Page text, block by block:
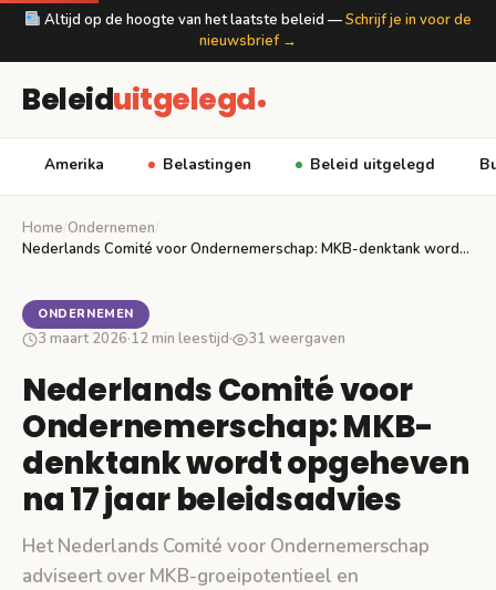
Altijd op de hoogte van het laatste beleid —Schrijf je in voor de
nieuwsbrief →
Beleiduitgelegd
Amerika Belastingen Beleid uitgelegd
Home Ondernemen
Nederlands Comité voor Ondernemerschap: MKB-denktank wordt opgeheven na…
ONDERNEMEN
3 maart 2026·12 min leestijd· 31 weergaven
Nederlands Comité voor
Ondernemerschap: MKB-
denktank wordt opgeheven
na 17 jaar beleidsadvies
Het Nederlands Comité voor Ondernemerschap
adviseert over MKB-groeipotentieel en